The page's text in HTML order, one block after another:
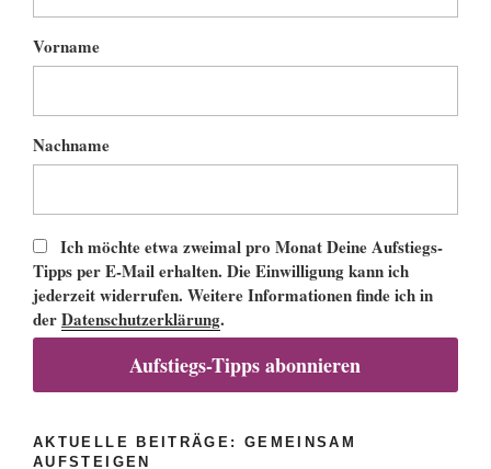
Vorname
Nachname
Ich möchte etwa zweimal pro Monat Deine Aufstiegs-
Tipps per E-Mail erhalten. Die Einwilligung kann ich
jederzeit widerrufen. Weitere Informationen finde ich in
derDatenschutzerklärung.
Aufstiegs-Tipps abonnieren
AKTUELLE BEITRÄGE: GEMEINSAM
AUFSTEIGEN